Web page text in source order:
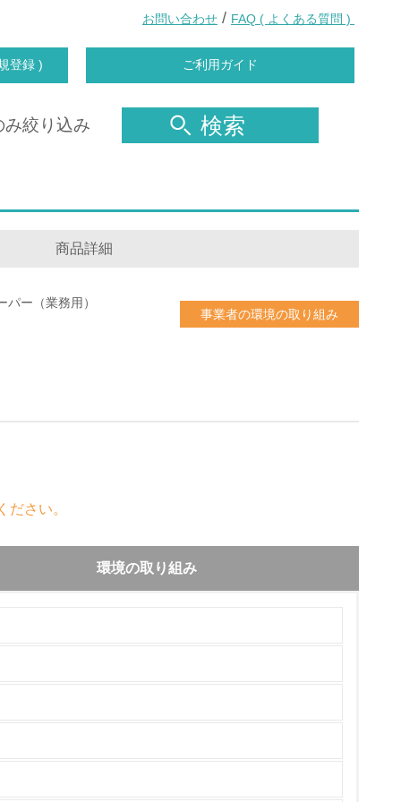
お問い合わせ / FAQ ( よくある質問 )
登録 ) ご利用ガイド
み絞り込み 検索
商品詳細
パー（業務用）
事業者の環境の取り組み
さい。
環境の取り組み